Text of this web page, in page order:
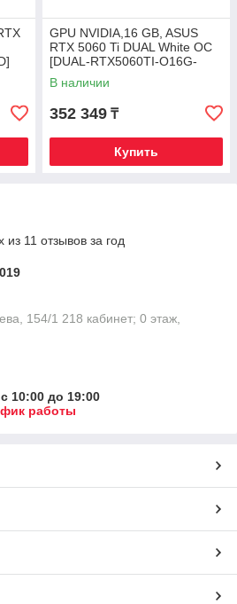
GPU NVIDIA,16 GB, ASUS
RTX 5060 Ti DUAL White OC
[DUAL-RTX5060TI-O16G-
WHITE], HDMI/3DP,
GDDR7/128bit
В наличии
352 349 ₸
Купить
11 отзывов за год
154/1​ 218 кабинет; 0 этаж,
10:00 до 19:00
работы